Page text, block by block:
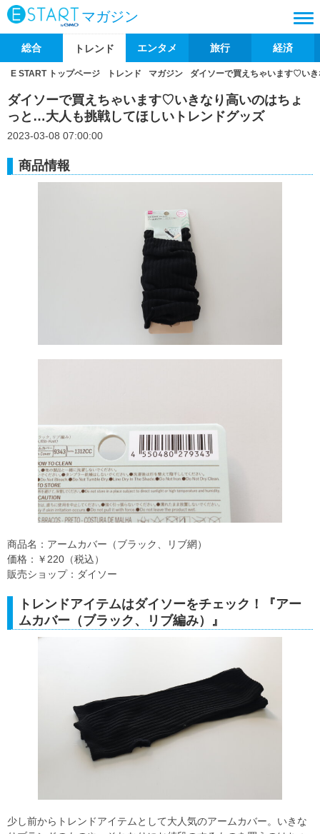
マガジン
総合 トレンド エンタメ 旅行 経済
E START トップページ トレンド マガジン ダイソーで買えちゃいます♡い
ダイソーで買えちゃいます♡いきなり高いのはちょ
っと…大人も挑戦してほしいトレンドグッズ
2023-03-08 07:00:00
商品情報
商品名：アームカバー（ブラック、リブ網）
価格：￥220（税込）
販売ショップ：ダイソー
トレンドアイテムはダイソーをチェック！『アー
ムカバー（ブラック、リブ編み）』
少し前からトレンドアイテムとして大人気のアームカバー。いきな